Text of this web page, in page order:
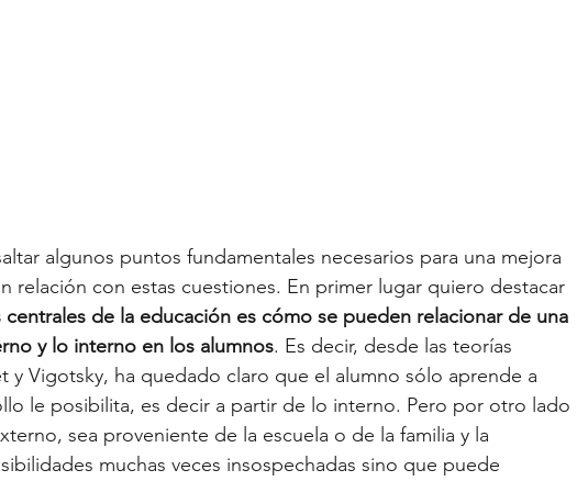
algunos puntos fundamentales necesarios para una mejora
relación con estas cuestiones. En primer lugar quiero destacar
de la educación es cómo se pueden relacionar de una
y lo interno en los alumnos. Es decir, desde las teorías
y Vigotsky, ha quedado claro que el alumno sólo aprende a
le posibilita, es decir a partir de lo interno. Pero por otro lado
sea proveniente de la escuela o de la familia y la
muchas veces insospechadas sino que puede